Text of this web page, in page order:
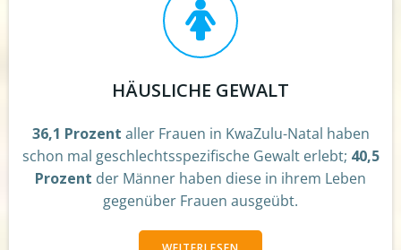
HÄUSLICHE GEWALT
36,1 Prozent aller Frauen in KwaZulu-Natal haben
schon mal geschlechtsspezifische Gewalt erlebt; 40,5
Prozent der Männer haben diese in ihrem Leben
gegenüber Frauen ausgeübt.